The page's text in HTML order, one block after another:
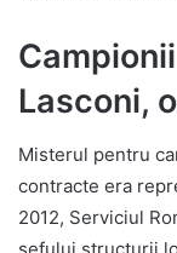
Lasconi,
Misterul pentru
contracte era
2012, Serviciul